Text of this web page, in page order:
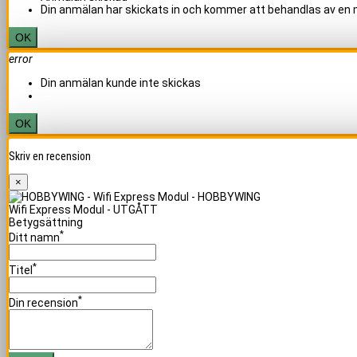
Din anmälan har skickats in och kommer att behandlas av en
OK
error
Din anmälan kunde inte skickas
OK
Skriv en recension
×
Wifi Express Modul - UTGÅTT
Betygsättning
Ditt namn*
Titel *
Din recension*